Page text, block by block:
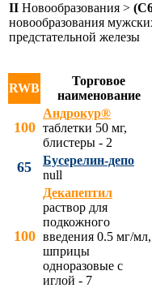
II Новообразования >
новообразования
предстательной железы
RWB
Торговое
наименование
100
Андрокур®
таблетки 50 мг,
блистеры - 2
65
Бусерелин-депо
null
100
Декапептил
раствор для
подкожного
введения 0.5 мг/мл,
шприцы
одноразовые с
иглой - 7